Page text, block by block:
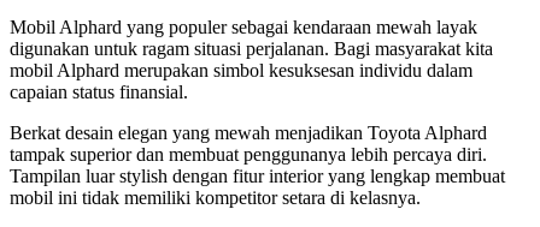
Mobil Alphard yang populer sebagai kendaraan mewah layak
digunakan untuk ragam situasi perjalanan. Bagi masyarakat kita
mobil Alphard merupakan simbol kesuksesan individu dalam
capaian status finansial.
Berkat desain elegan yang mewah menjadikan Toyota Alphard
tampak superior dan membuat penggunanya lebih percaya diri.
Tampilan luar stylish dengan fitur interior yang lengkap membuat
mobil ini tidak memiliki kompetitor setara di kelasnya.